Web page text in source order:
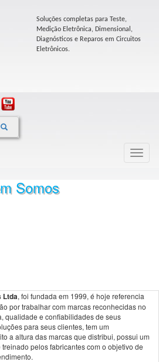
Soluções completas para Teste,
Medição Eletrônica, Dimensional,
Diagnósticos e Reparos em Circuitos
Eletrônicos.
Somos
Ltda, foi fundada em 1999, é hoje referencia
por trabalhar com marcas reconhecidas no
qualidade e confiabilidades de seus
para seus clientes, tem um
a altura das marcas que distribui, possui um
pelos fabricantes com o objetivo de